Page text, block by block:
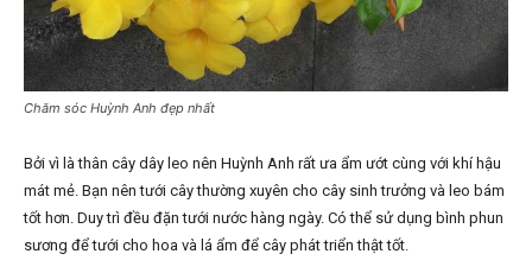
Chăm sóc Huỳnh Anh đẹp nhất
Bởi vì là thân cây dây leo nên Huỳnh Anh rất ưa ẩm ướt cùng với khí hậu
mát mẻ. Bạn nên tưới cây thường xuyên cho cây sinh trưởng và leo bám
tốt hơn. Duy trì đều đặn tưới nước hàng ngày. Có thể sử dụng bình phun
sương để tưới cho hoa và lá ẩm để cây phát triển thật tốt.